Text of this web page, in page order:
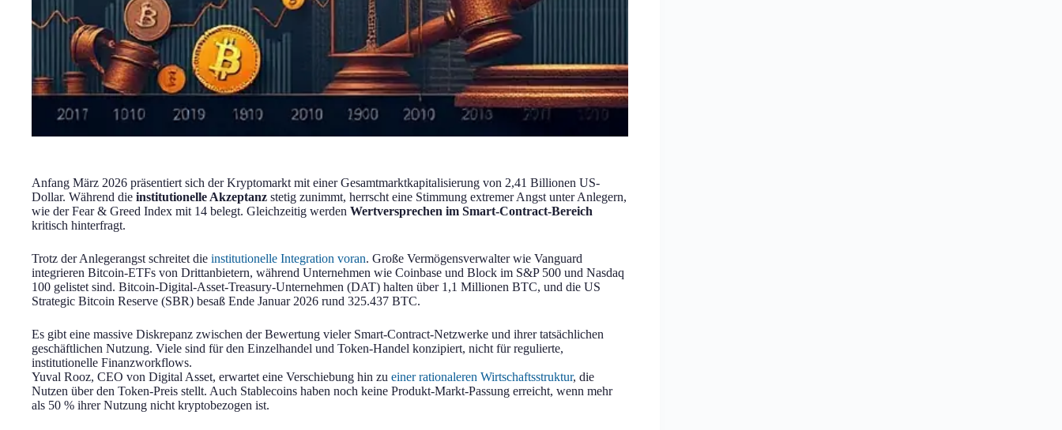
Anfang März 2026 präsentiert sich der Kryptomarkt mit einer Gesamtmarktkapitalisierung von 2,41 Billionen US-
Dollar. Während die institutionelle Akzeptanz stetig zunimmt, herrscht eine Stimmung extremer Angst unter Anlegern,
wie der Fear & Greed Index mit 14 belegt. Gleichzeitig werden Wertversprechen im Smart-Contract-Bereich
kritisch hinterfragt.
Trotz der Anlegerangst schreitet die institutionelle Integration voran. Große Vermögensverwalter wie Vanguard
integrieren Bitcoin-ETFs von Drittanbietern, während Unternehmen wie Coinbase und Block im S&P 500 und Nasdaq
100 gelistet sind. Bitcoin-Digital-Asset-Treasury-Unternehmen (DAT) halten über 1,1 Millionen BTC, und die US
Strategic Bitcoin Reserve (SBR) besaß Ende Januar 2026 rund 325.437 BTC.
Es gibt eine massive Diskrepanz zwischen der Bewertung vieler Smart-Contract-Netzwerke und ihrer tatsächlichen
geschäftlichen Nutzung. Viele sind für den Einzelhandel und Token-Handel konzipiert, nicht für regulierte,
institutionelle Finanzworkflows.
Yuval Rooz, CEO von Digital Asset, erwartet eine Verschiebung hin zu einer rationaleren Wirtschaftsstruktur, die
Nutzen über den Token-Preis stellt. Auch Stablecoins haben noch keine Produkt-Markt-Passung erreicht, wenn mehr
als 50 % ihrer Nutzung nicht kryptobezogen ist.